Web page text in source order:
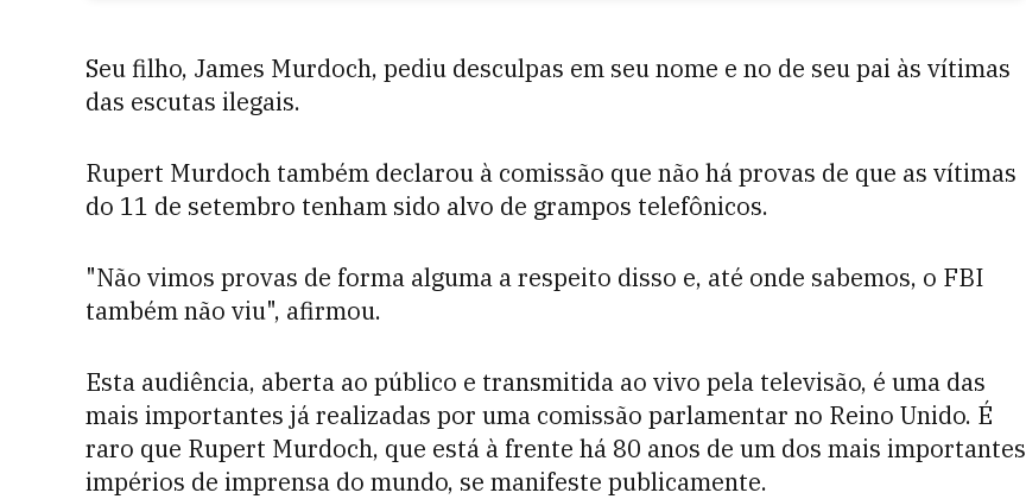
Seu filho, James Murdoch, pediu desculpas em seu nome e no de seu pai às vítimas
das escutas ilegais.
Rupert Murdoch também declarou à comissão que não há provas de que as vítimas
do 11 de setembro tenham sido alvo de grampos telefônicos.
"Não vimos provas de forma alguma a respeito disso e, até onde sabemos, o FBI
também não viu", afirmou.
Esta audiência, aberta ao público e transmitida ao vivo pela televisão, é uma das
mais importantes já realizadas por uma comissão parlamentar no Reino Unido. É
raro que Rupert Murdoch, que está à frente há 80 anos de um dos mais importantes
impérios de imprensa do mundo, se manifeste publicamente.